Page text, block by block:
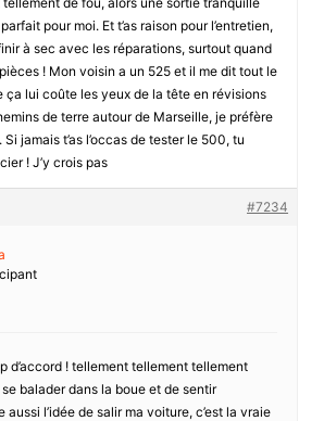
pour moi. Et t’as raison pour l’entretien,
à sec avec les réparations, surtout quand
! Mon voisin a un 525 et il me dit tout le
ça lui coûte les yeux de la tête en révisions
de terre autour de Marseille, je préfère
jamais t’as l’occas de tester le 500, tu
! J’y crois pas
#7234
d’accord ! tellement tellement tellement
se balader dans la boue et de sentir
aussi l’idée de salir ma voiture, c’est la vraie